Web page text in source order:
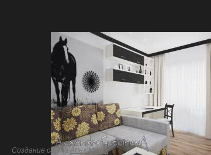
Создание сайта Artex Media